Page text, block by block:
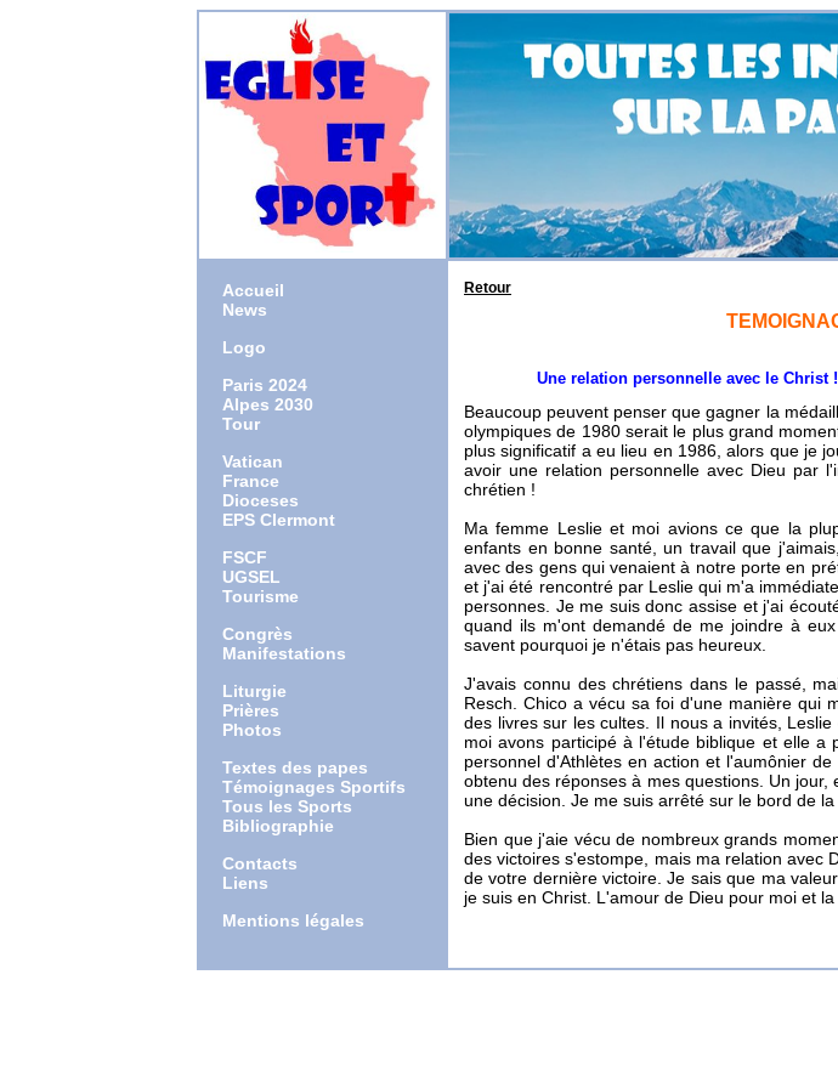
Accueil
News
Logo
Paris 2024
Alpes 2030
Tour
Vatican
France
Dioceses
EPS Clermont
FSCF
UGSEL
Tourisme
Congrès
Manifestations
Liturgie
Prières
Photos
Textes des papes
Témoignages Sportifs
Tous les Sports
Bibliographie
Contacts
Liens
Mentions légales
Retour
Une relation personnelle avec le Christ !
Beaucoup peuvent penser que gagner la
olympiques de 1980 serait le plus grand
plus significatif a eu lieu en 1986, alors que je
avoir une relation personnelle avec Dieu par
chrétien !
Ma femme Leslie et moi avions ce que la
enfants en bonne santé, un travail que
avec des gens qui venaient à notre porte en
et j'ai été rencontré par Leslie qui m'a
personnes. Je me suis donc assise et j'ai
quand ils m'ont demandé de me joindre à
savent pourquoi je n'étais pas heureux.
J'avais connu des chrétiens dans le passé,
Resch. Chico a vécu sa foi d'une manière qui
des livres sur les cultes. Il nous a invités,
moi avons participé à l'étude biblique et elle a
personnel d'Athlètes en action et l'aumônier
obtenu des réponses à mes questions. Un
une décision. Je me suis arrêté sur le bord de
Bien que j'aie vécu de nombreux grands
des victoires s'estompe, mais ma relation avec
de votre dernière victoire. Je sais que ma
je suis en Christ. L'amour de Dieu pour moi et